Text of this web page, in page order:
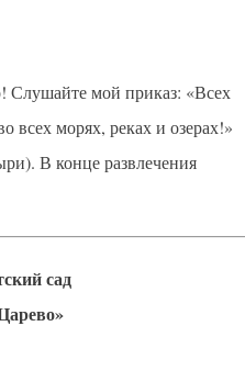
Слушайте мой приказ: «Всех
всех морях, реках и озерах!»
В конце развлечения
сад